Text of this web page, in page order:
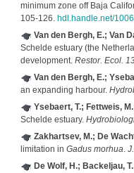
minimum zone off Baja
105-126. hdl.handle.net/
Van den Bergh, E.; Van
Schelde estuary (the
development. Restor. Ecol.
Van den Bergh, E.;
an expanding harbour.
Ysebaert, T.; Fettweis,
Schelde estuary.
Zakhartsev, M.; De
limitation in Gadus morhua.
De Wolf, H.; Backeljau,